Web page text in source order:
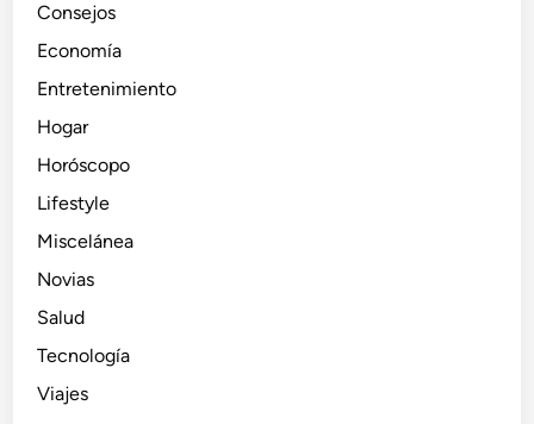
Consejos
Economía
Entretenimiento
Hogar
Horóscopo
Lifestyle
Miscelánea
Novias
Salud
Tecnología
Viajes